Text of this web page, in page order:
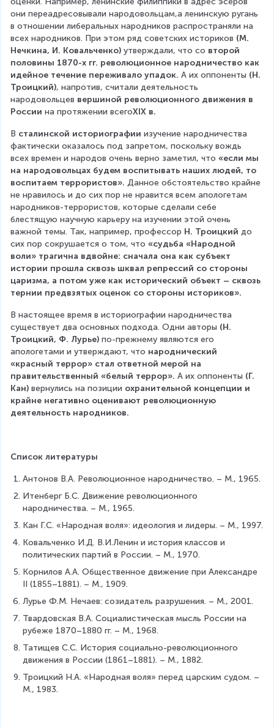
они переадресовывали народовольцам,а ленинскую ругань
в отношении либеральных народников распространяли на
всех народников. При этом ряд советских историков (М.
Нечкина, И. Ковальченко) утверждали, что со второй
половины 1870-х гг. революционное народничество как
идейное течение переживало упадок. А их оппоненты (Н.
Троицкий), напротив, считали деятельность
народовольцев вершиной революционного движения в
России на протяжении всегоXIX в.
В сталинской историографии изучение народничества
фактически оказалось под запретом, поскольку вождь
всех времен и народов очень верно заметил, что «если мы
на народовольцах будем воспитывать наших людей, то
воспитаем террористов». Данное обстоятельство крайне
не нравилось и до сих пор не нравится всем апологетам
народников-террористов, которые сделали себе
блестящую научную карьеру на изучении этой очень
важной темы. Так, например, профессор Н. Троицкий до
сих пор сокрушается о том, что «судьба «Народной
воли» трагична вдвойне: сначала она как субъект
истории прошла сквозь шквал репрессий со стороны
царизма, а потом уже как исторический объект – сквозь
тернии предвзятых оценок со стороны историков».
В настоящее время в историографии народничества
существует два основных подхода. Одни авторы (Н.
Троицкий, Ф. Лурье) по-прежнему являются его
апологетами и утверждают, что народнический
«красный террор» стал ответной мерой на
правительственный «белый террор». А их оппоненты (Г.
Кан) вернулись на позиции охранительной концепции и
крайне негативно оценивают революционную
деятельность народников.
Список литературы
Антонов В.А. Революционное народничество. – М., 1965.
Итенберг Б.С. Движение революционного
народничества. – М., 1965.
Кан Г.С. «Народная воля»: идеология и лидеры. – М., 1997.
Ковальченко И.Д. В.И.Ленин и история классов и
политических партий в России. – М., 1970.
Корнилов А.А. Общественное движение при Александре
II (1855–1881). – М., 1909.
Лурье Ф.М. Нечаев: созидатель разрушения. – М., 2001.
Твардовская В.А. Социалистическая мысль России на
рубеже 1870–1880 гг. – М., 1968.
Татищев С.С. История социально-революционного
движения в России (1861–1881). – М., 1882.
Троицкий Н.А. «Народная воля» перед царским судом. –
М., 1983.